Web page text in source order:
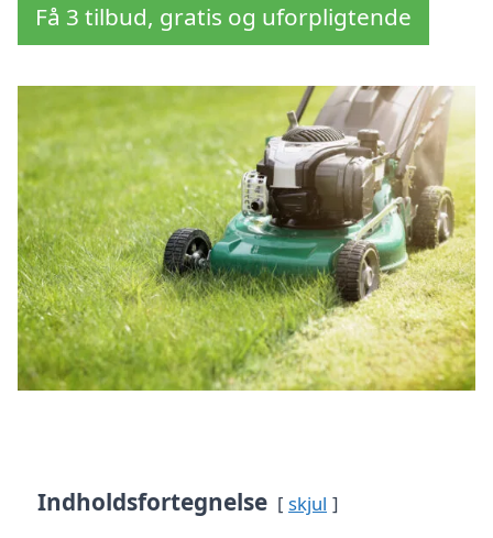
Få 3 tilbud, gratis og uforpligtende
Indholdsfortegnelse skjul